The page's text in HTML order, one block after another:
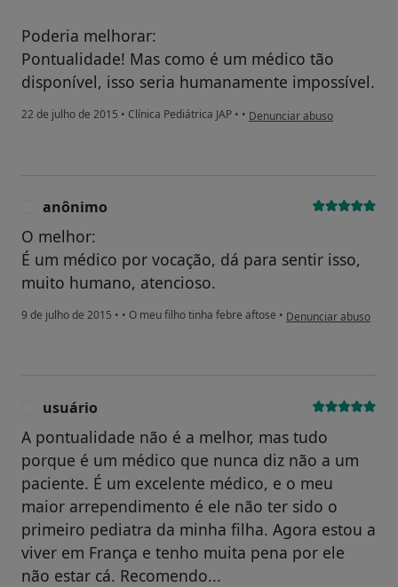
Poderia melhorar:
Pontualidade! Mas como é um médico tão
disponível, isso seria humanamente impossível.
22 de julho de 2015 • Clínica Pediátrica JAP • • na opinião do utilizador
Denunciar abuso
anônimo
O melhor:
É um médico por vocação, dá para sentir isso,
muito humano, atencioso.
9 de julho de 2015 • • O meu filho tinha febre aftose • na opinião do
Denunciar abuso
usuário
A pontualidade não é a melhor, mas tudo
porque é um médico que nunca diz não a um
paciente. É um excelente médico, e o meu
maior arrependimento é ele não ter sido o
primeiro pediatra da minha filha. Agora estou a
viver em França e tenho muita pena por ele
não estar cá. Recomendo...